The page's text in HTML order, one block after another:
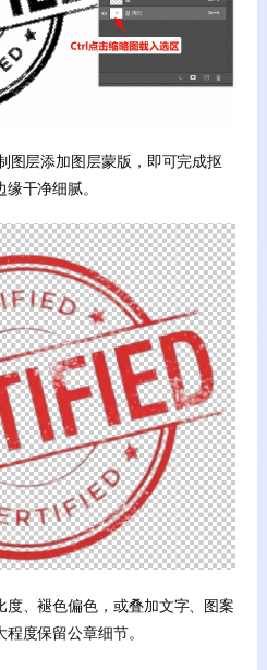
层添加图层蒙版，即可完成抠
干净细腻。
度、褪色偏色，或叠加文字、图案
度保留公章细节。